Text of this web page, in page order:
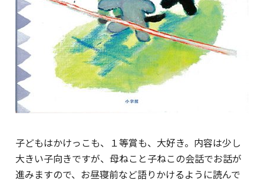
子どもはかけっこも、１等賞も、大好き。内容は少し
大きい子向きですが、母ねこと子ねこの会話でお話が
進みますので、お昼寝前など語りかけるように読んで